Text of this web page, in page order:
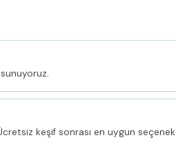
keşif sonrası en uygun seçenek